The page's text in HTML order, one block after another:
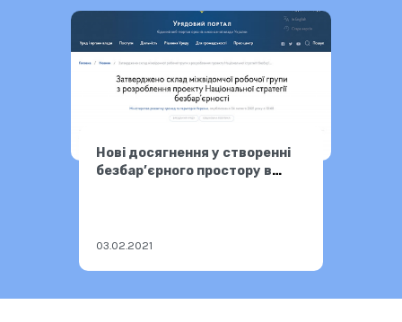
Нові досягнення у створенні
безбар’єрного простору в
03.02.2021